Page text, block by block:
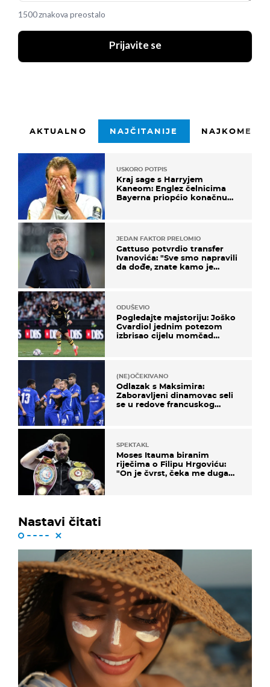
1500 znakova preostalo
Prijavite se
AKTUALNO NAJČITANIJE
USKORO POTPIS
Kraj sage s Harryjem
Kaneom: Englez čelnicima
Bayerna priopćio konačnu
JEDAN FAKTOR PRELOMIO
Gattuso potvrdio transfer
Ivanovića: "Sve smo napravili
da dođe, znate kamo je
ODUŠEVIO
Pogledajte majstoriju: Joško
Gvardiol jednim potezom
izbrisao cijelu momčad
(NE)OČEKIVANO
Odlazak s Maksimira:
Zaboravljeni dinamovac seli
se u redove francuskog
SPEKTAKL
Moses Itauma biranim
riječima o Filipu Hrgoviću:
"On je čvrst, čeka me duga
Nastavi čitati